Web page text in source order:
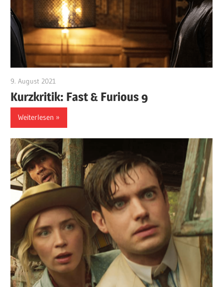
9. August 2021
Kurzkritik: Fast & Furious 9
Weiterlesen